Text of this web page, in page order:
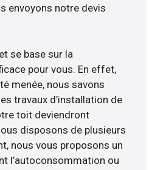
envoyons notre devis
se base sur la
pour vous. En effet,
menée, nous savons
travaux d’installation de
toit deviendront
disposons de plusieurs
nous vous proposons un
l’autoconsommation ou